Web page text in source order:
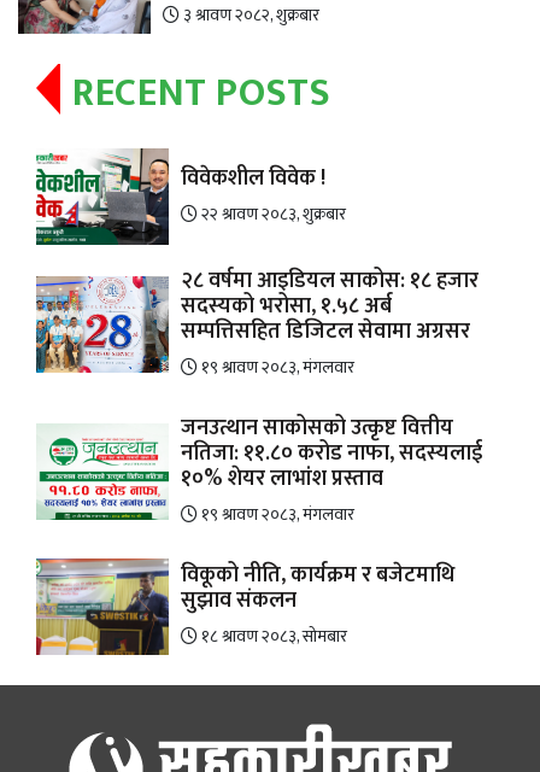
३ श्रावण २०८२, शुक्रबार
RECENT POSTS
विवेकशील विवेक !
२२ श्रावण २०८३, शुक्रबार
२८ वर्षमा आइडियल साकोस: १८ हजार
सदस्यको भरोसा, १.५८ अर्ब
सम्पत्तिसहित डिजिटल सेवामा अग्रसर
१९ श्रावण २०८३, मंगलवार
जनउत्थान साकोसको उत्कृष्ट वित्तीय
नतिजा: ११.८० करोड नाफा, सदस्यलाई
१०% शेयर लाभांश प्रस्ताव
१९ श्रावण २०८३, मंगलवार
विकूको नीति, कार्यक्रम र बजेटमाथि
सुझाव संकलन
१८ श्रावण २०८३, सोमबार